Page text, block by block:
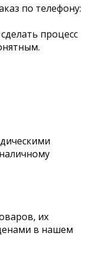
по телефону:
процесс
их
в нашем